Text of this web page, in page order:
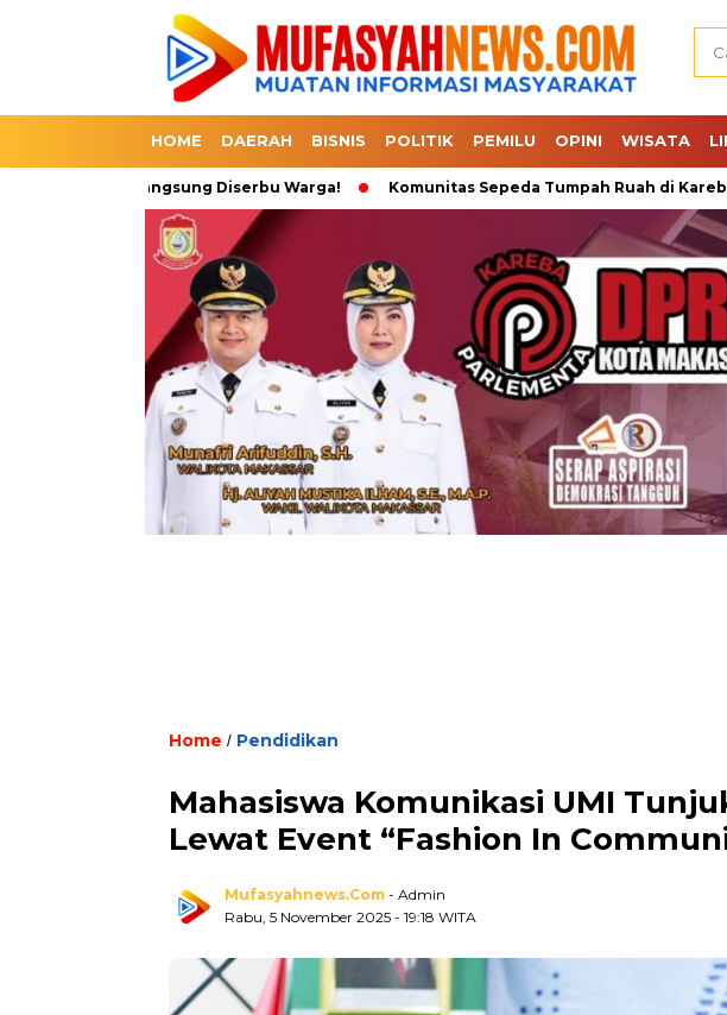
HOME DAERAH BISNIS POLITIK PEMILU OPINI WISATA
3 Langsung Diserbu Warga! Komunitas Sepeda Tumpah Ruah di Karebosi,
Home / Pendidikan
Mahasiswa Komunikasi UMI
Lewat Event “Fashion In
Mufasyahnews.com - Admin
Rabu, 5 November 2025 - 19:18 WITA